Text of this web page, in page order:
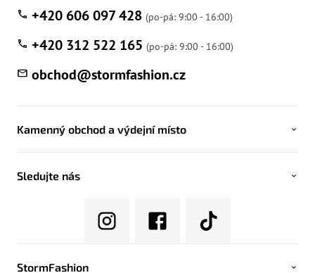
obchod@stormfashion.cz
+420 606 097 428
+420 312 522 165
Kamenný obchod a výdejní místo
Sledujte nás
StormFashion